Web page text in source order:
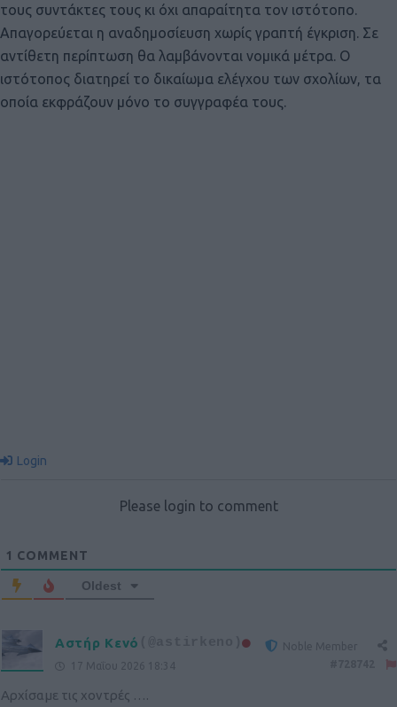
τους συντάκτες τους κι όχι απαραίτητα τον ιστότοπο.
Απαγορεύεται η αναδημοσίευση χωρίς γραπτή έγκριση. Σε
αντίθετη περίπτωση θα λαμβάνονται νομικά μέτρα. Ο
ιστότοπος διατηρεί το δικαίωμα ελέγχου των σχολίων, τα
οποία εκφράζουν μόνο το συγγραφέα τους.
Login
Please login to comment
1 COMMENT
Oldest
Αστήρ Κενό (@astirkeno)
Noble Member
17 Μαΐου 2026 18:34
Αρχίσαμε τις χοντρές ….